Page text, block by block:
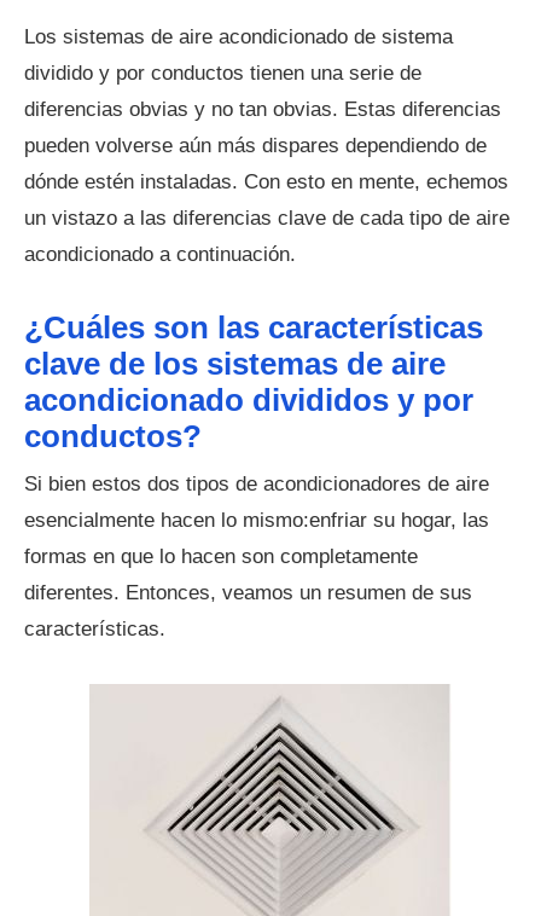
Los sistemas de aire acondicionado de sistema
dividido y por conductos tienen una serie de
diferencias obvias y no tan obvias. Estas diferencias
pueden volverse aún más dispares dependiendo de
dónde estén instaladas. Con esto en mente, echemos
un vistazo a las diferencias clave de cada tipo de aire
acondicionado a continuación.
¿Cuáles son las características
clave de los sistemas de aire
acondicionado divididos y por
conductos?
Si bien estos dos tipos de acondicionadores de aire
esencialmente hacen lo mismo:enfriar su hogar, las
formas en que lo hacen son completamente
diferentes. Entonces, veamos un resumen de sus
características.